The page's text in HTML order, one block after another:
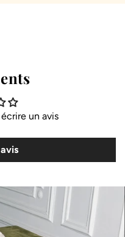
un avis